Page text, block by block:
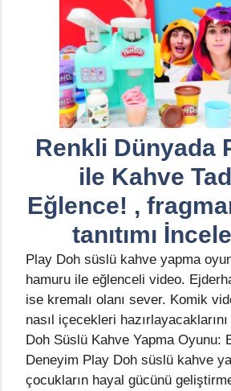
Renkli Dünyada
ile Kahve
Eğlence! ,
tanıtımı
Play Doh süslü kahve yapma
hamuru ile eğlenceli video.
ise kremalı olanı sever. Komik
nasıl içecekleri
Doh Süslü Kahve Yapma Oyunu:
Deneyim Play Doh süslü kahve
çocukların hayal gücünü